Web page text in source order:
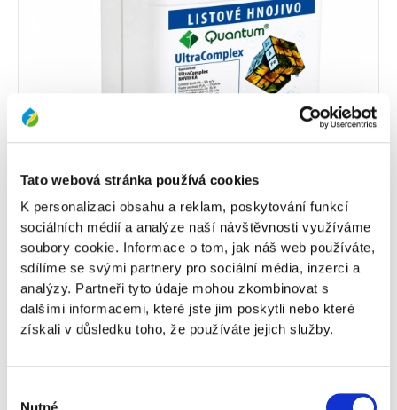
Tato webová stránka používá cookies
K personalizaci obsahu a reklam, poskytování funkcí
sociálních médií a analýze naší návštěvnosti využíváme
soubory cookie. Informace o tom, jak náš web používáte,
sdílíme se svými partnery pro sociální média, inzerci a
analýzy. Partneři tyto údaje mohou zkombinovat s
dalšími informacemi, které jste jim poskytli nebo které
získali v důsledku toho, že používáte jejich služby.
QUANTUM ULTRACOMPLEX
Komplexní listové hnojivo s vyváženým
poměrem dusíku, fosforu a draslíku se směsí
komplexu stopových prvků v chelátové a
vodorozpustné formě k doplnění
Detail produktu